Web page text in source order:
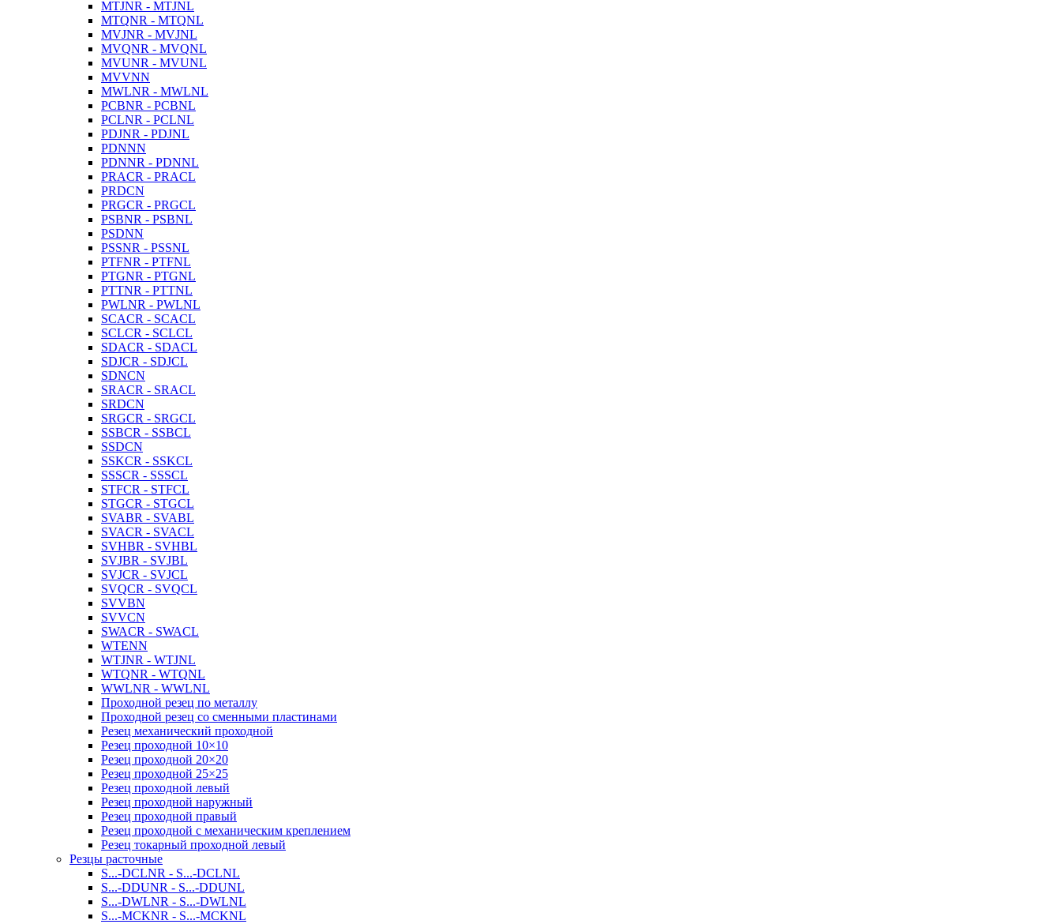
MTJNR - MTJNL
MTQNR - MTQNL
MVJNR - MVJNL
MVQNR - MVQNL
MVUNR - MVUNL
MVVNN
MWLNR - MWLNL
PCBNR - PCBNL
PCLNR - PCLNL
PDJNR - PDJNL
PDNNN
PDNNR - PDNNL
PRACR - PRACL
PRDCN
PRGCR - PRGCL
PSBNR - PSBNL
PSDNN
PSSNR - PSSNL
PTFNR - PTFNL
PTGNR - PTGNL
PTTNR - PTTNL
PWLNR - PWLNL
SCACR - SCACL
SCLCR - SCLCL
SDACR - SDACL
SDJCR - SDJCL
SDNCN
SRACR - SRACL
SRDCN
SRGCR - SRGCL
SSBCR - SSBCL
SSDCN
SSKCR - SSKCL
SSSCR - SSSCL
STFCR - STFCL
STGCR - STGCL
SVABR - SVABL
SVACR - SVACL
SVHBR - SVHBL
SVJBR - SVJBL
SVJCR - SVJCL
SVQCR - SVQCL
SVVBN
SVVCN
SWACR - SWACL
WTENN
WTJNR - WTJNL
WTQNR - WTQNL
WWLNR - WWLNL
Проходной резец по металлу
Проходной резец со сменными пластинами
Резец механический проходной
Резец проходной 10×10
Резец проходной 20×20
Резец проходной 25×25
Резец проходной левый
Резец проходной наружный
Резец проходной правый
Резец проходной с механическим креплением
Резец токарный проходной левый
Резцы расточные
S...-DCLNR - S...-DCLNL
S...-DDUNR - S...-DDUNL
S...-DWLNR - S...-DWLNL
S...-MCKNR - S...-MCKNL